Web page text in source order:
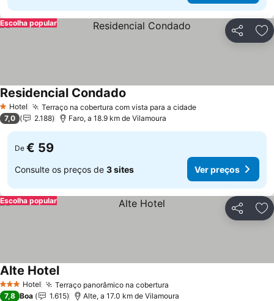
Partilhar
Escolha popular
1 Estrelas
Hotel Terraço na cobertura com vista para a cidadeVer preços
Residencial Condado
7,0 2.188 Faro, a 18.9 km de Vilamoura
De € 59
Consulte os preços de 3 sites Ver preços
Partilhar
Escolha popular
3 EstrelasHotel Terraço panorâmico na cobertura
Alte HotelVer preços
7,8 Boa 1.615 Alte, a 17.0 km de Vilamoura